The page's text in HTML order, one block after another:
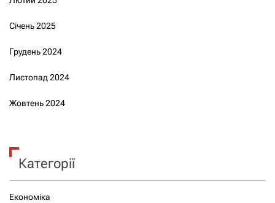
Січень 2025
Грудень 2024
Листопад 2024
Жовтень 2024
Категорії
Економіка